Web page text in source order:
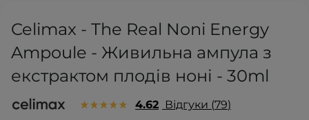
Celimax - The Real Noni Energy
Ampoule - Живильна ампула з
екстрактом плодів ноні - 30ml
4.62 Відгуки 79